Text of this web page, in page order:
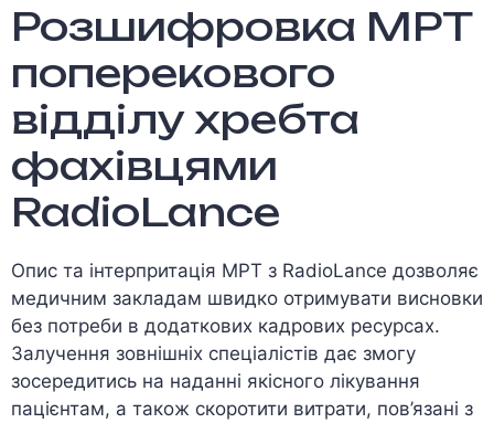
Розшифровка МРТ
поперекового
відділу хребта
фахівцями
RadioLance
Опис та інтерпритація МРТ з RadioLance дозволяє
медичним закладам швидко отримувати висновки
без потреби в додаткових кадрових ресурсах.
Залучення зовнішніх спеціалістів дає змогу
зосередитись на наданні якісного лікування
пацієнтам, а також скоротити витрати, пов’язані з